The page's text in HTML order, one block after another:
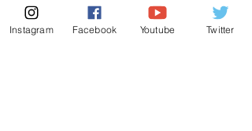
Instagram Facebook Youtube Twitter